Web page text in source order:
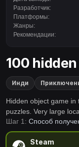
Разработчик:
Платформы:
Жанры:
Рекомендации:
100
Инди
Hidden object game in
puzzles. Very large
Шаг 1: Способ
Steam